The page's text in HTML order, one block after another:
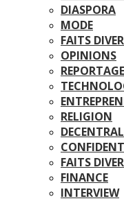
DIASPORA
MODE
FAITS
OPINIONS
REPORTAGE
RELIGION
FAITS
FINANCE
INTERVIEW